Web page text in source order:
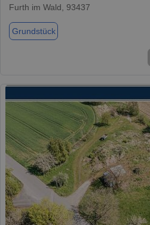
Furth im Wald, 93437
Grundstück